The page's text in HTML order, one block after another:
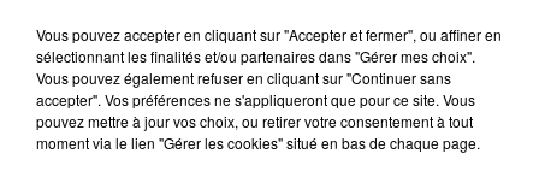
Vous pouvez accepter en cliquant sur "Accepter et fermer", ou affiner en
sélectionnant les finalités et/ou partenaires dans "Gérer mes choix".
Vous pouvez également refuser en cliquant sur "Continuer sans
accepter". Vos préférences ne s'appliqueront que pour ce site. Vous
pouvez mettre à jour vos choix, ou retirer votre consentement à tout
moment via le lien "Gérer les cookies" situé en bas de chaque page.